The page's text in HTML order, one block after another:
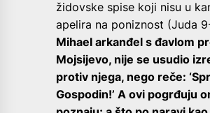
židovske spise koji nisu u
apelira na poniznost (Juda
Mihael arkanđel s đavlom
Mojsijevo, nije se usudio
protiv njega, nego reče:
Gospodin!’ A ovi pogrđuju